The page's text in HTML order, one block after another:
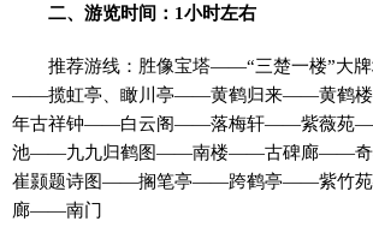
二、游览时间：1小时左右
推荐游线：胜像宝塔——“三楚一楼”大
——揽虹亭、瞰川亭——黄鹤归来——黄鹤
年古祥钟——白云阁——落梅轩——紫薇苑
池——九九归鹤图——南楼——古碑廊——
崔颢题诗图——搁笔亭——跨鹤亭——紫竹
廊——南门